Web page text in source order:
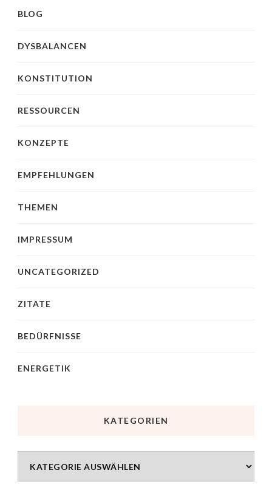
BLOG
DYSBALANCEN
KONSTITUTION
RESSOURCEN
KONZEPTE
EMPFEHLUNGEN
THEMEN
IMPRESSUM
UNCATEGORIZED
ZITATE
BEDÜRFNISSE
ENERGETIK
KATEGORIEN